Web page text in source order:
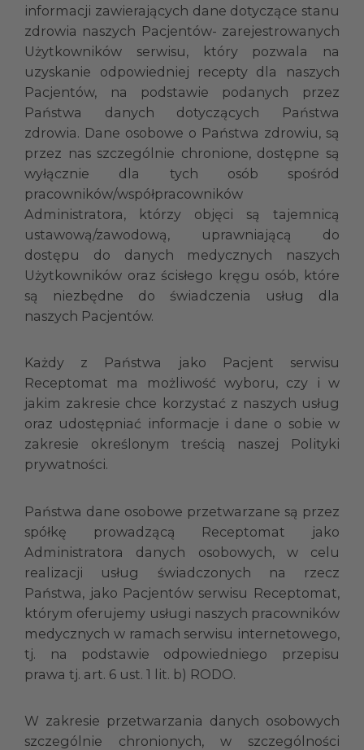
informacji zawierających dane dotyczące stanu
zdrowia naszych Pacjentów- zarejestrowanych
Użytkowników serwisu, który pozwala na
uzyskanie odpowiedniej recepty dla naszych
Pacjentów, na podstawie podanych przez
Państwa danych dotyczących Państwa
zdrowia. Dane osobowe o Państwa zdrowiu, są
przez nas szczególnie chronione, dostępne są
wyłącznie dla tych osób spośród
pracowników/współpracowników
Administratora, którzy objęci są tajemnicą
ustawową/zawodową, uprawniającą do
dostępu do danych medycznych naszych
Użytkowników oraz ścisłego kręgu osób, które
są niezbędne do świadczenia usług dla
naszych Pacjentów.
Każdy z Państwa jako Pacjent serwisu
Receptomat ma możliwość wyboru, czy i w
jakim zakresie chce korzystać z naszych usług
oraz udostępniać informacje i dane o sobie w
zakresie określonym treścią naszej Polityki
prywatności.
Państwa dane osobowe przetwarzane są przez
spółkę prowadzącą Receptomat jako
Administratora danych osobowych, w celu
realizacji usług świadczonych na rzecz
Państwa, jako Pacjentów serwisu Receptomat,
którym oferujemy usługi naszych pracowników
medycznych w ramach serwisu internetowego,
tj. na podstawie odpowiedniego przepisu
prawa tj. art. 6 ust. 1 lit. b) RODO.
W zakresie przetwarzania danych osobowych
szczególnie chronionych, w szczególności